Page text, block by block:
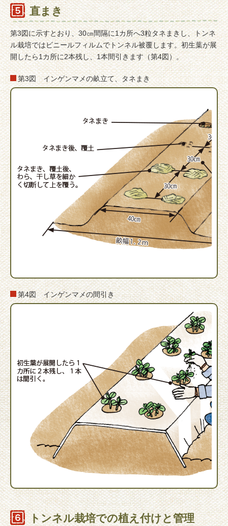
直まき
第3図に示すとおり、30㎝間隔に1カ所へ3粒タネまきし、トンネ
ル栽培ではビニールフィルムでトンネル被覆します。初生葉が展
開したら1カ所に2本残し、1本間引きます（第4図）。
第3図 インゲンマメの畝立て、タネまき
第4図 インゲンマメの間引き
トンネル栽培での植え付けと管理